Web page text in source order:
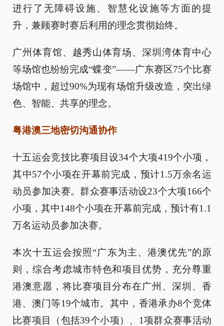
进行了无障碍设施、智慧化设施等方面的提
升，兼顾赛时赛后利用的理念贯彻始终。
广州体育馆、越秀山体育场、深圳湾体育中心
等场馆也纷纷完成“蝶变”——广东赛区75个比赛
场馆中，超过90%为现有场馆升级改造，突出绿
色、智能、共享的理念。
粤港澳三地密切沟通协作
十五运会竞技比赛项目设34个大项419个小项，
其中57个小项在开幕前完成，预计1.5万余名运
动员参加决赛。群众赛事活动设23个大项166个
小项，其中148个小项在开幕前完成，预计有1.1
万名运动员参加决赛。
本次十五运会按照“广东为主、港澳优先”的原
则，综合考虑城市特色和项目优势，充分尊重
港澳意愿，将比赛项目分布在广州、深圳、香
港、澳门等19个城市。其中，香港承办8个竞体
比赛项目（包括39个小项）、1项群众赛事活动